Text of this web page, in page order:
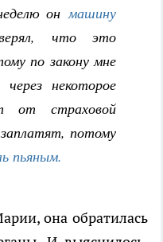
онмашину
что это
по закону мне
некоторое
от страховой
потому
пьяным.
она обратилась